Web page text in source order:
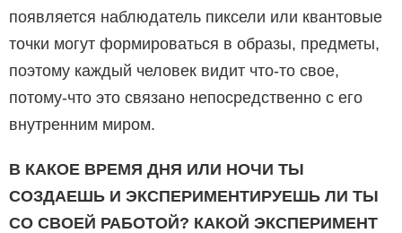
появляется наблюдатель пиксели или квантовые
точки могут формироваться в образы, предметы,
поэтому каждый человек видит что-то свое,
потому-что это связано непосредственно с его
внутренним миром.
В КАКОЕ ВРЕМЯ ДНЯ ИЛИ НОЧИ ТЫ
СОЗДАЕШЬ И ЭКСПЕРИМЕНТИРУЕШЬ ЛИ ТЫ
СО СВОЕЙ РАБОТОЙ? КАКОЙ ЭКСПЕРИМЕНТ